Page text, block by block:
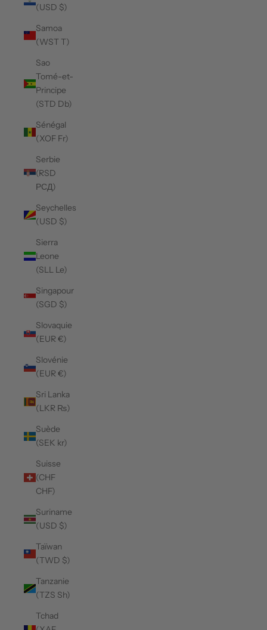
(USD $)
Samoa
(WST T)
Sao
Tomé-et-
Principe
(STD Db)
Sénégal
(XOF Fr)
Serbie
(RSD
РСД)
Seychelles
(USD $)
Sierra
Leone
(SLL Le)
Singapour
(SGD $)
Slovaquie
(EUR €)
Slovénie
(EUR €)
Sri Lanka
(LKR ₨)
Suède
(SEK kr)
Suisse
(CHF
CHF)
Suriname
(USD $)
Taïwan
(TWD $)
Tanzanie
(TZS Sh)
Tchad